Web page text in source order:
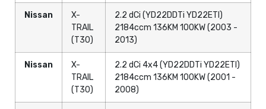
Nissan
X-
TRAIL
(T30)
2.2 dCi (YD22DDTi YD22ETI)
2184ccm 136KM 100KW (2003 -
2013)
Nissan
X-
TRAIL
(T30)
2.2 dCi 4x4 (YD22DDTi YD22ETI)
2184ccm 136KM 100KW (2001 -
2008)